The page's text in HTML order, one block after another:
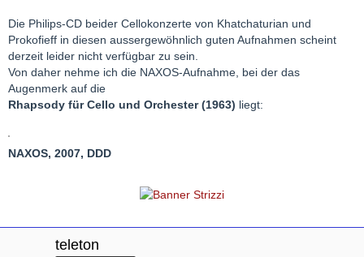
Die Philips-CD beider Cellokonzerte von Khatchaturian und
Prokofieff in diesen aussergewöhnlich guten Aufnahmen scheint
derzeit leider nicht verfügbar zu sein.
Von daher nehme ich die NAXOS-Aufnahme, bei der das
Augenmerk auf die
Rhapsody für Cello und Orchester (1963) liegt:
NAXOS, 2007, DDD
teleton